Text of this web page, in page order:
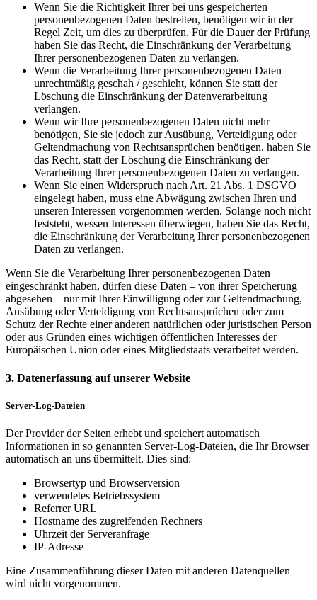
Wenn Sie die Richtigkeit Ihrer bei uns gespeicherten
personenbezogenen Daten bestreiten, benötigen wir in der
Regel Zeit, um dies zu überprüfen. Für die Dauer der Prüfung
haben Sie das Recht, die Einschränkung der Verarbeitung
Ihrer personenbezogenen Daten zu verlangen.
Wenn die Verarbeitung Ihrer personenbezogenen Daten
unrechtmäßig geschah / geschieht, können Sie statt der
Löschung die Einschränkung der Datenverarbeitung
verlangen.
Wenn wir Ihre personenbezogenen Daten nicht mehr
benötigen, Sie sie jedoch zur Ausübung, Verteidigung oder
Geltendmachung von Rechtsansprüchen benötigen, haben Sie
das Recht, statt der Löschung die Einschränkung der
Verarbeitung Ihrer personenbezogenen Daten zu verlangen.
Wenn Sie einen Widerspruch nach Art. 21 Abs. 1 DSGVO
eingelegt haben, muss eine Abwägung zwischen Ihren und
unseren Interessen vorgenommen werden. Solange noch nicht
feststeht, wessen Interessen überwiegen, haben Sie das Recht,
die Einschränkung der Verarbeitung Ihrer personenbezogenen
Daten zu verlangen.
Wenn Sie die Verarbeitung Ihrer personenbezogenen Daten
eingeschränkt haben, dürfen diese Daten – von ihrer Speicherung
abgesehen – nur mit Ihrer Einwilligung oder zur Geltendmachung,
Ausübung oder Verteidigung von Rechtsansprüchen oder zum
Schutz der Rechte einer anderen natürlichen oder juristischen Person
oder aus Gründen eines wichtigen öffentlichen Interesses der
Europäischen Union oder eines Mitgliedstaats verarbeitet werden.
3. Datenerfassung auf unserer Website
Server-Log-Dateien
Der Provider der Seiten erhebt und speichert automatisch
Informationen in so genannten Server-Log-Dateien, die Ihr Browser
automatisch an uns übermittelt. Dies sind:
Browsertyp und Browserversion
verwendetes Betriebssystem
Referrer URL
Hostname des zugreifenden Rechners
Uhrzeit der Serveranfrage
IP-Adresse
Eine Zusammenführung dieser Daten mit anderen Datenquellen
wird nicht vorgenommen.